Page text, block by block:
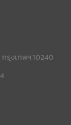
กรุงเทพฯ 10240